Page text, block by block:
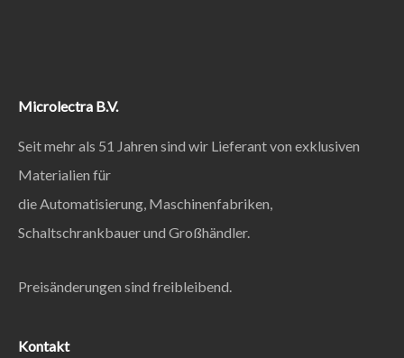
Microlectra B.V.
Seit mehr als 51 Jahren sind wir Lieferant von exklusiven
Materialien für
die Automatisierung, Maschinenfabriken,
Schaltschrankbauer und Großhändler.
Preisänderungen sind freibleibend.
Kontakt